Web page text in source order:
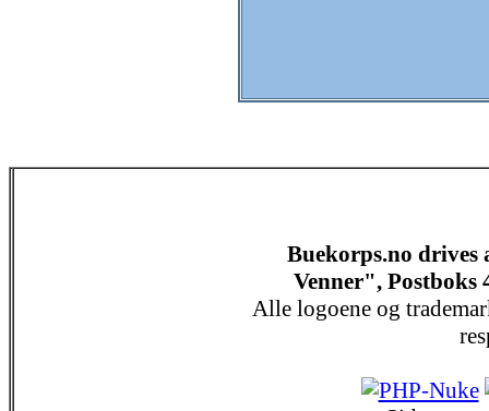
Buekorps.no drives
Venner", Postboks
Alle logoene og